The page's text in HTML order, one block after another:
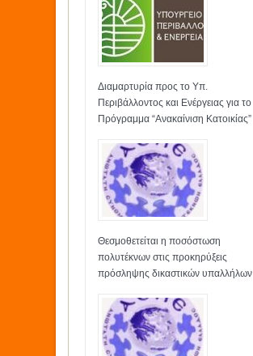
Διαμαρτυρία προς το Υπ.
Περιβάλλοντος και Ενέργειας για το
Πρόγραμμα “Ανακαίνιση Κατοικίας”
Θεσμοθετείται η ποσόστωση
πολυτέκνων στις προκηρύξεις
πρόσληψης δικαστικών υπαλλήλων